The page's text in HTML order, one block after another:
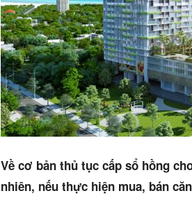
Về cơ bản thủ tục cấp sổ hồng
nhiên, nếu thực hiện mua, bán